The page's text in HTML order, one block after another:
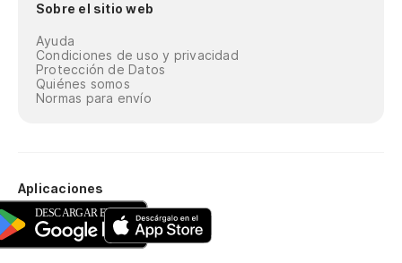
Sobre el sitio web
Ayuda
Condiciones de uso y privacidad
Protección de Datos
Quiénes somos
Normas para envío
Aplicaciones